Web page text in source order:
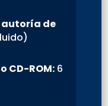
de
CD-ROM:6